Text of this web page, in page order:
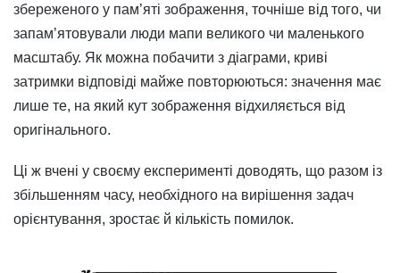
збереженого у пам’яті зображення, точніше від того, чи
запам’ятовували люди мапи великого чи маленького
масштабу. Як можна побачити з діаграми, криві
затримки відповіді майже повторюються: значення має
лише те, на який кут зображення відхиляється від
оригінального.
Ці ж вчені у своєму експерименті доводять, що разом із
збільшенням часу, необхідного на вирішення задач
орієнтування, зростає й кількість помилок.